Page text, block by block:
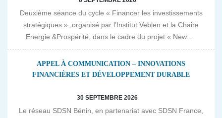
Deuxième séance du cycle « Financer les investissements
stratégiques », organisé par l’Institut Veblen et la Chaire
Energie &Prospérité, dans le cadre du projet « New...
APPEL À COMMUNICATION – INNOVATIONS
FINANCIÈRES ET DÉVELOPPEMENT DURABLE
30 SEPTEMBRE 2026
Le réseau SDSN Bénin, en partenariat avec SDSN France,